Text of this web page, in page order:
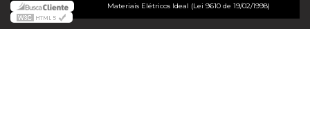
Materiais Elétricos Ideal (Lei 9610 de 19/02/1998)